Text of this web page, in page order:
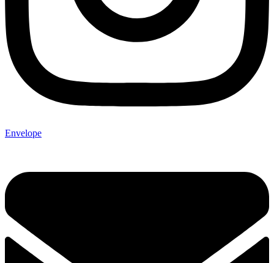
Envelope